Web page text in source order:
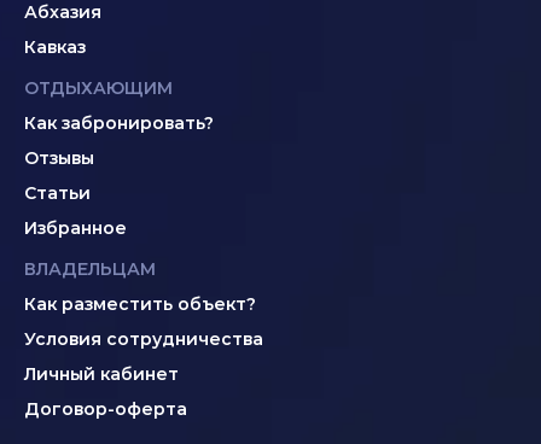
Абхазия
Кавказ
ОТДЫХАЮЩИМ
Как забронировать?
Отзывы
Статьи
Избранное
ВЛАДЕЛЬЦАМ
Как разместить объект?
Условия сотрудничества
Личный кабинет
Договор-оферта